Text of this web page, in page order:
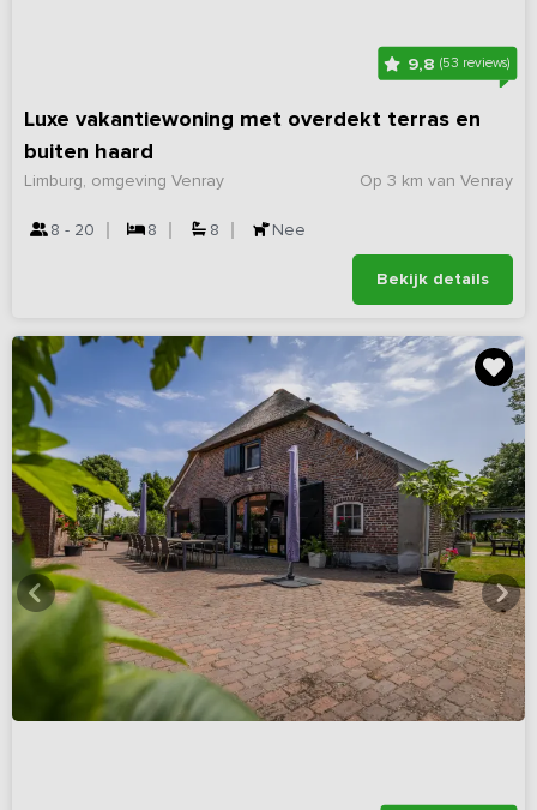
9,8 (53 reviews)
Luxe vakantiewoning met overdekt terras en
buiten haard
Op 3 km van Venray
Limburg, omgeving Venray
8 - 20 8 8 Nee
Bekijk details